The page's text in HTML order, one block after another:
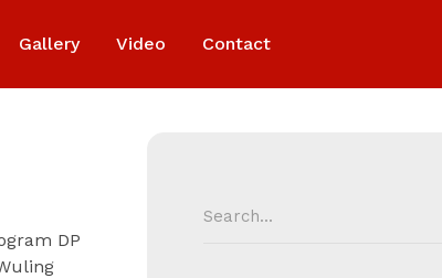
Gallery Video Contact
DP
for: